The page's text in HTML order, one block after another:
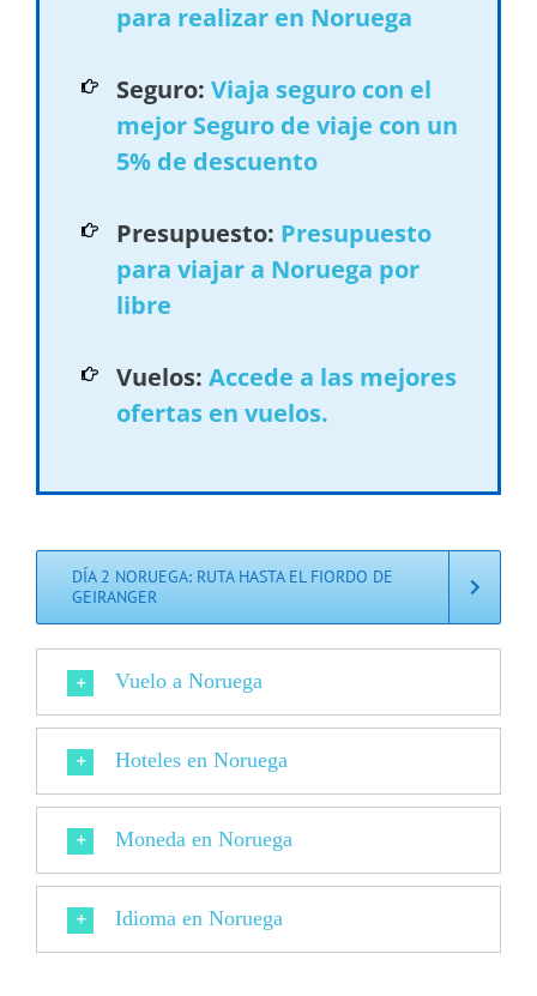
para realizar en Noruega
Seguro: Viaja seguro con el
mejor Seguro de viaje con un
5% de descuento
Presupuesto: Presupuesto
para viajar a Noruega por
libre
Vuelos: Accede a las mejores
ofertas en vuelos.
DÍA 2 NORUEGA: RUTA HASTA EL FIORDO DE
GEIRANGER
Vuelo a Noruega
Hoteles en Noruega
Moneda en Noruega
Idioma en Noruega